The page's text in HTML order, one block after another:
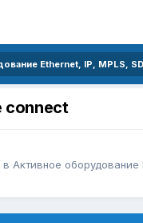
connect
в Активное оборудование